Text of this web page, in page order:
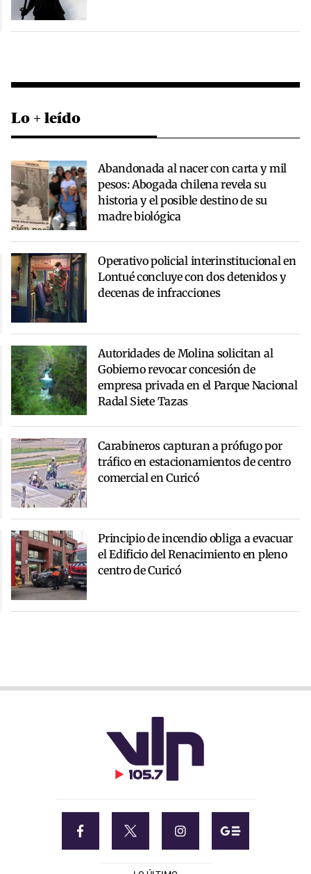
Lo + leído
Abandonada al nacer con carta y mil
pesos: Abogada chilena revela su
historia y el posible destino de su
madre biológica
Operativo policial interinstitucional en
Lontué concluye con dos detenidos y
decenas de infracciones
Autoridades de Molina solicitan al
Gobierno revocar concesión de
empresa privada en el Parque Nacional
Radal Siete Tazas
Carabineros capturan a prófugo por
tráfico en estacionamientos de centro
comercial en Curicó
Principio de incendio obliga a evacuar
el Edificio del Renacimiento en pleno
centro de Curicó